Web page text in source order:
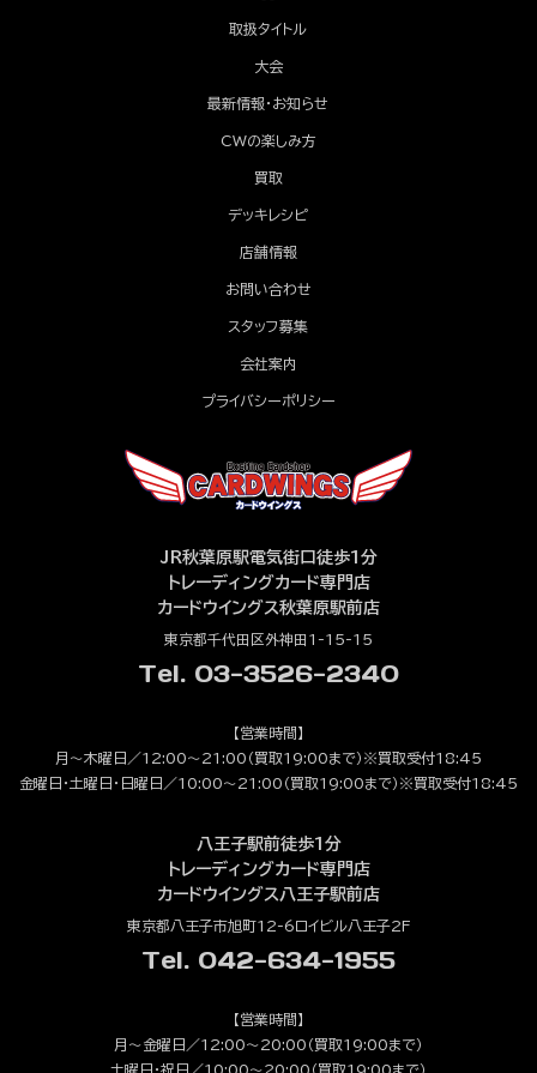
取扱タイトル
大会
最新情報・お知らせ
CWの楽しみ方
買取
デッキレシピ
店舗情報
お問い合わせ
スタッフ募集
会社案内
プライバシーポリシー
JR秋葉原駅電気街口徒歩1分
トレーディングカード専門店
カードウイングス秋葉原駅前店
東京都千代田区外神田1-15-15
Tel. 03-3526-2340
【営業時間】
月～木曜日／12:00～21:00（買取19:00まで）※買取受付18:45
金曜日・土曜日・日曜日／10:00～21:00（買取19:00まで）※買取受付18:45
八王子駅前徒歩1分
トレーディングカード専門店
カードウイングス八王子駅前店
東京都八王子市旭町12-6ロイビル八王子2F
Tel. 042-634-1955
【営業時間】
月～金曜日／12:00～20:00（買取19:00まで）
土曜日・祝日／10:00～20:00（買取19:00まで）